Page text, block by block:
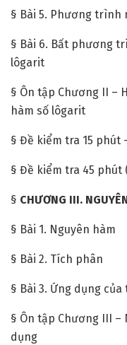
§ Bài 5. Phương
§ Bài 6. Bất phương
lôgarit
§ Ôn tập Chương II –
hàm số lôgarit
§ Đề kiểm tra 15 phút
§ Đề kiểm tra 45 phút
§ CHƯƠNG III.
§ Bài 1. Nguyên hàm
§ Bài 2. Tích phân
§ Bài 3. Ứng dụng
§ Ôn tập Chương III
dụng